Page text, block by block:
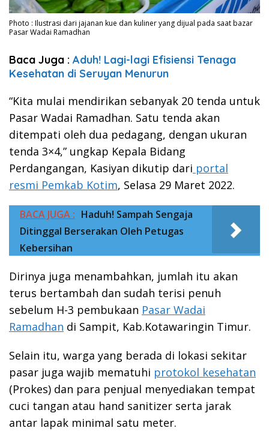
Photo : Ilustrasi dari jajanan kue dan kuliner yang dijual pada saat bazar
Pasar Wadai Ramadhan
Baca Juga : Aduh! Lagi-lagi Efisiensi Tenaga
Kesehatan di Seruyan Menurun
“Kita mulai mendirikan sebanyak 20 tenda untuk
Pasar Wadai Ramadhan. Satu tenda akan
ditempati oleh dua pedagang, dengan ukuran
tenda 3×4,” ungkap Kepala Bidang
Perdangangan, Kasiyan dikutip dari portal
resmi Pemkab Kotim, Selasa 29 Maret 2022.
BACA JUGA : Haduh! Sampah Sengaja
Ditinggal Berserakan Oleh Petugas
Kebersihan
Dirinya juga menambahkan, jumlah itu akan
terus bertambah dan sudah terisi penuh
sebelum H-3 pembukaan Pasar Wadai
Ramadhan di Sampit, Kab.Kotawaringin Timur.
Selain itu, warga yang berada di lokasi sekitar
pasar juga wajib mematuhi protokol kesehatan
(Prokes) dan para penjual menyediakan tempat
cuci tangan atau hand sanitizer serta jarak
antar lapak minimal satu meter.